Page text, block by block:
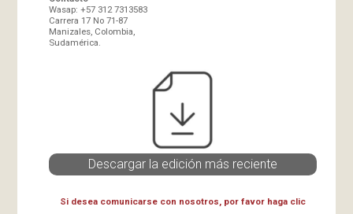
Wasap: +57 312 7313583
Carrera 17 No 71-87
Manizales, Colombia,
Sudamérica.
Descargar la edición más reciente
Si desea comunicarse con nosotros, por favor haga clic